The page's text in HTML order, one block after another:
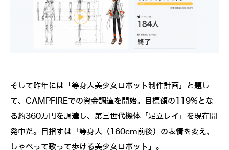
そして昨年には「等身大美少女ロボット制作計画」と題し
て、CAMPFIREでの資金調達を開始。目標額の119%とな
る約360万円を調達し、第三世代機体「足立レイ」を現在開
発中だ。目指すは「等身大（160cm前後）の表情を変え、
しゃべって歌って歩ける美少女ロボット」。